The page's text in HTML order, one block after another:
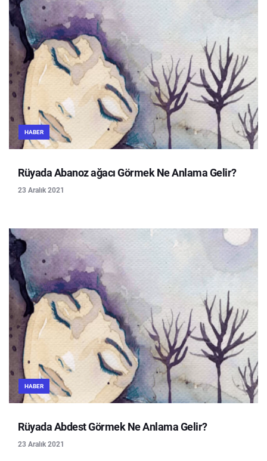
HABER
Rüyada Abanoz ağacı Görmek Ne Anlama Gelir?
23 Aralık 2021
HABER
Rüyada Abdest Görmek Ne Anlama Gelir?
23 Aralık 2021